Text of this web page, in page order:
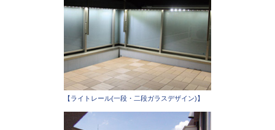
【ライトレール(一段・二段ガラスデザイン)】